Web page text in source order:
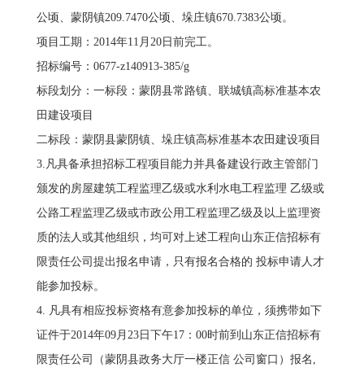
公顷、蒙阴镇209.7470公顷、垛庄镇670.7383公顷。
项目工期：2014年11月20日前完工。
招标编号：0677-z140913-385/g
标段划分：一标段：蒙阴县常路镇、联城镇高标准基本农
田建设项目
二标段：蒙阴县蒙阴镇、垛庄镇高标准基本农田建设项目
3.凡具备承担招标工程项目能力并具备建设行政主管部门
颁发的房屋建筑工程监理乙级或水利水电工程监理 乙级或
公路工程监理乙级或市政公用工程监理乙级及以上监理资
质的法人或其他组织，均可对上述工程向山东正信招标有
限责任公司提出报名申请，只有报名合格的 投标申请人才
能参加投标。
4. 凡具有相应投标资格有意参加投标的单位，须携带如下
证件于2014年09月23日下午17：00时前到山东正信招标有
限责任公司（蒙阴县政务大厅一楼正信 公司窗口）报名,